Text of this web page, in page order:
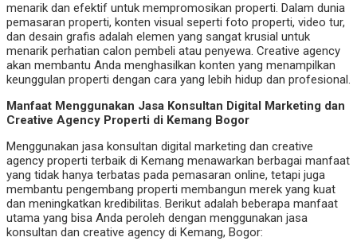
menarik dan efektif untuk mempromosikan properti. Dalam dunia
pemasaran properti, konten visual seperti foto properti, video tur,
dan desain grafis adalah elemen yang sangat krusial untuk
menarik perhatian calon pembeli atau penyewa. Creative agency
akan membantu Anda menghasilkan konten yang menampilkan
keunggulan properti dengan cara yang lebih hidup dan profesional.
Manfaat Menggunakan Jasa Konsultan Digital Marketing dan
Creative Agency Properti di Kemang Bogor
Menggunakan jasa konsultan digital marketing dan creative
agency properti terbaik di Kemang menawarkan berbagai manfaat
yang tidak hanya terbatas pada pemasaran online, tetapi juga
membantu pengembang properti membangun merek yang kuat
dan meningkatkan kredibilitas. Berikut adalah beberapa manfaat
utama yang bisa Anda peroleh dengan menggunakan jasa
konsultan dan creative agency di Kemang, Bogor: